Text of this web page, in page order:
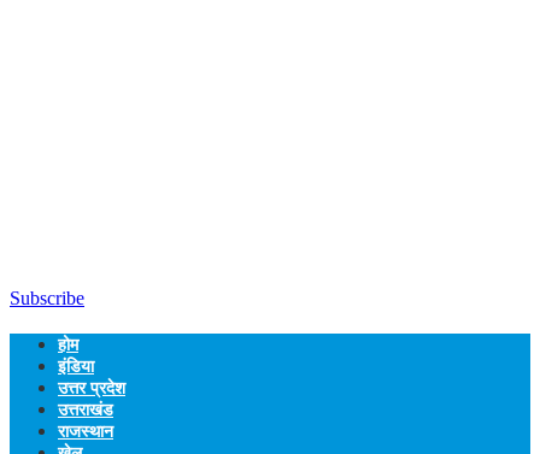
Subscribe
होम
इंडिया
उत्तर प्रदेश
उत्तराखंड
राजस्थान